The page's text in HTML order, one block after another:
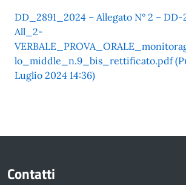
DD_2891_2024 – Allegato N° 2 –
All_2-
lo_middle_n.9_bis_rettificato.pdf
Luglio 2024 14:36)
Contatti